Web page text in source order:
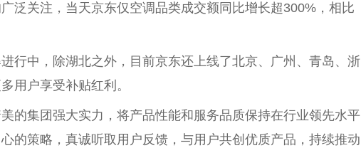
泛关注，当天京东仅空调品类成交额同比增长超300%，相比
行中，除湖北之外，目前京东还上线了北京、广州、青岛、浙
用户享受补贴红利。
的集团强大实力，将产品性能和服务品质保持在行业领先水平
的策略，真诚听取用户反馈，与用户共创优质产品，持续推动